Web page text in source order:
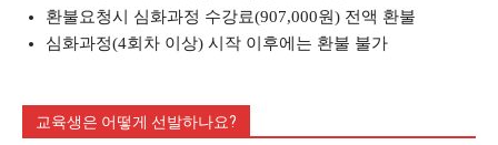
환불요청시 심화과정 수강료(907,000원) 전액 환불
심화과정(4회차 이상) 시작 이후에는 환불 불가
교육생은 어떻게 선발하나요?